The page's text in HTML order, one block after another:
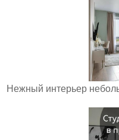
Нежный интерьер